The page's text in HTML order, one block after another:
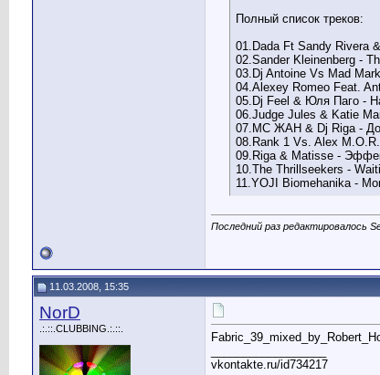
Полный список треков:
01.Dada Ft Sandy Rivera
02.Sander Kleinenberg -
03.Dj Antoine Vs Mad
04.Alexey Romeo Feat.
05.Dj Feel & Юля Паго -
06.Judge Jules & Katie
07.MC ЖАН & Dj Riga -
08.Rank 1 Vs. Alex
09.Riga & Matisse -
10.The Thrillseekers -
11.YOJI Biomehanika -
Последний раз редактировалось
11.03.2008, 15:35
NorD
.:.::.CLUBBING.:.::.
vkontakte.ru/id734217